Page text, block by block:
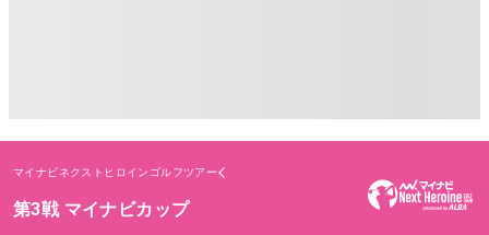
マイナビネクストヒロインゴルフツアー
第3戦 マイナビカップ